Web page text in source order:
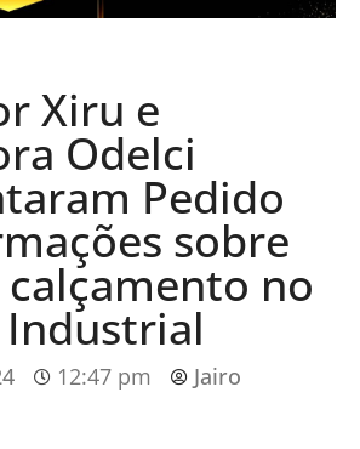
Xiru e
Odelci
Pedido
sobre
no
12:47 pm Jairo